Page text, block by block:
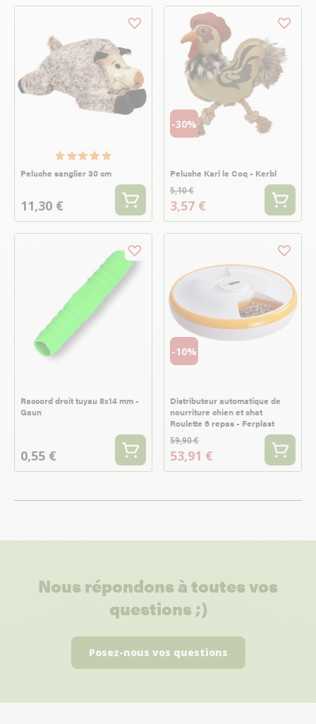
Peluche sanglier 30 cm
11,30 €
-30%
Peluche Karl le Coq - Kerbl
5,10 €
3,57 €
Raccord droit tuyau 8x14 mm -
Gaun
0,55 €
-10%
Distributeur automatique de
nourriture chien et chat
Roulette 6 repas - Ferplast
59,90 €
53,91 €
Nous répondons à toutes vos
questions ;)
Posez-nous vos questions